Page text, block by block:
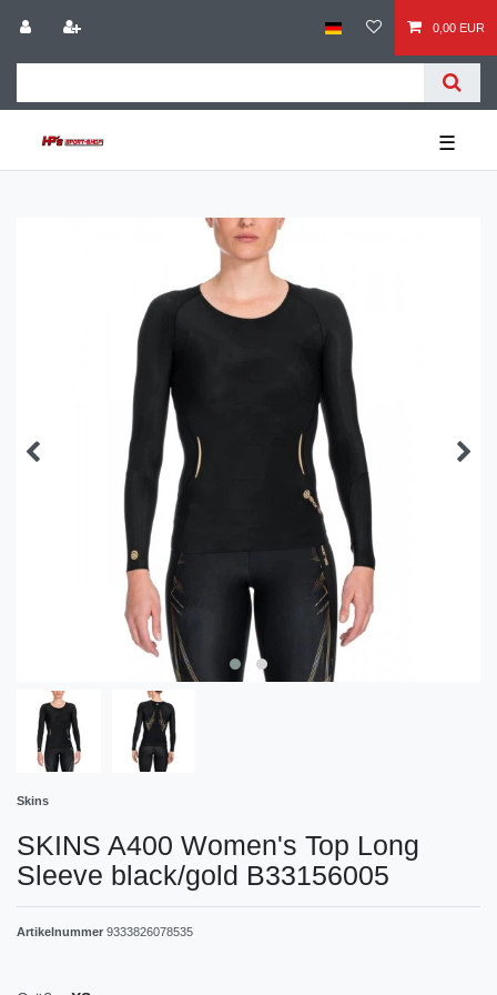
0,00 EUR
☰
Skins
SKINS A400 Women's Top Long
Sleeve black/gold B33156005
Artikelnummer 9333826078535